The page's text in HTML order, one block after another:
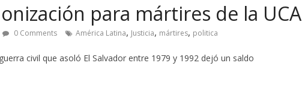
para mártires de la UCA
0 Comments América Latina, Justicia, mártires, politica
civil que asoló El Salvador entre 1979 y 1992 dejó un saldo